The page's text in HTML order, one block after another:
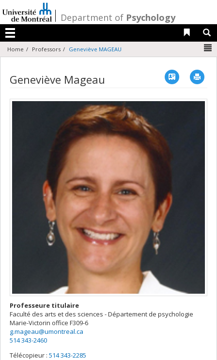
au
contenu
/Department of Psychology
Menu
Liens
Home Professors Geneviève MAGEAU
Geneviève Mageau Vcard
Professeure titulaire
Faculté des arts et des sciences - Département de psychologie
Marie-Victorin office F309-6
g.mageau@umontreal.ca
514 343-2460
Télécopieur : 514 343-2285